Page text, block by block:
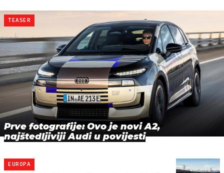
TEASER
Prve fotografije: Ovo je novi A2,
najštedljiviji Audi u povijesti
EUROPA